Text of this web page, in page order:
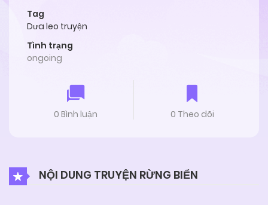
Tag
Dưa leo truyện
Tình trạng
ongoing
0 Bình luận 0 Theo dõi
NỘI DUNG TRUYỆN RỪNG BIỂN